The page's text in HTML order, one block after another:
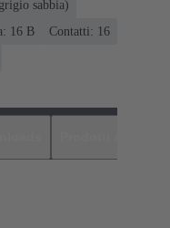
sabbia)
16 B
Contatti: 16